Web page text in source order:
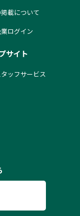
載について
ログイン
サイト
ッフサービス